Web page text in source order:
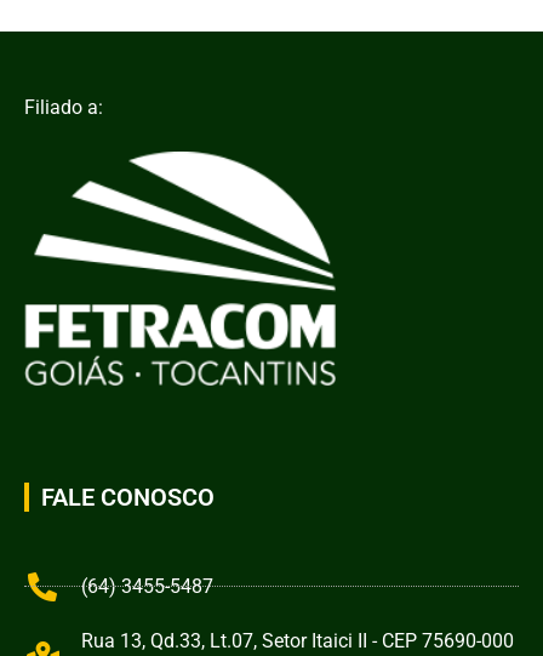
Filiado a:
FALE CONOSCO
(64) 3455-5487
Rua 13, Qd.33, Lt.07, Setor Itaici II - CEP 75690-000